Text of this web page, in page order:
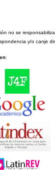
no se
y/o canje
: